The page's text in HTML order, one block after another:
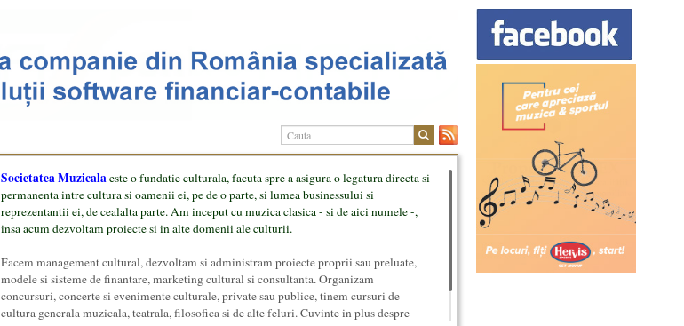
Societatea Muzicalaeste o fundatie culturala, facuta spre a asigura o legatura directa si
permanenta intre cultura si oamenii ei, pe de o parte, si lumea businessului si
reprezentantii ei, de cealalta parte. Am inceput cu muzica clasica - si de aici numele -,
insa acum dezvoltam proiecte si in alte domenii ale culturii.
Facem management cultural, dezvoltam si administram proiecte proprii sau preluate,
modele si sisteme de finantare, marketing cultural si consultanta. Organizam
concursuri, concerte si evenimente culturale, private sau publice, tinem cursuri de
cultura generala muzicala, teatrala, filosofica si de alte feluri. Cuvinte in plus despre